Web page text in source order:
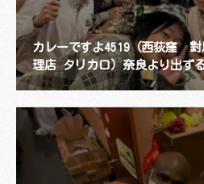
カレーですよ4519（西荻窪 對
理店 タリカロ）奈良より出ず